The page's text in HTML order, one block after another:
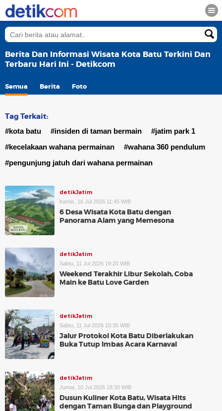
Berita Dan Informasi Wisata Kota Batu Terkini Dan
Terbaru Hari Ini - Detikcom
Semua Berita Foto
Tag Terkait:
#kota batu #insiden di taman bermain
#jatim park 1
#kecelakaan wahana permainan
#wahana 360 pendulum
#pengunjung jatuh dari wahana permainan
detikJatim
Kamis, 16 Jul 2026 11:45 WIB
6 Desa Wisata Kota Batu dengan
Panorama Alam yang Memesona
detikJatim
Sabtu, 11 Jul 2026 19:20 WIB
Weekend Terakhir Libur Sekolah, Coba
Main ke Batu Love Garden
detikJatim
Sabtu, 11 Jul 2026 15:35 WIB
Jalur Protokol Kota Batu Diberlakukan
Buka Tutup Imbas Acara Karnaval
detikJatim
Jumat, 10 Jul 2026 18:30 WIB
Dusun Kuliner Kota Batu, Wisata Hits
dengan Taman Bunga dan Playground